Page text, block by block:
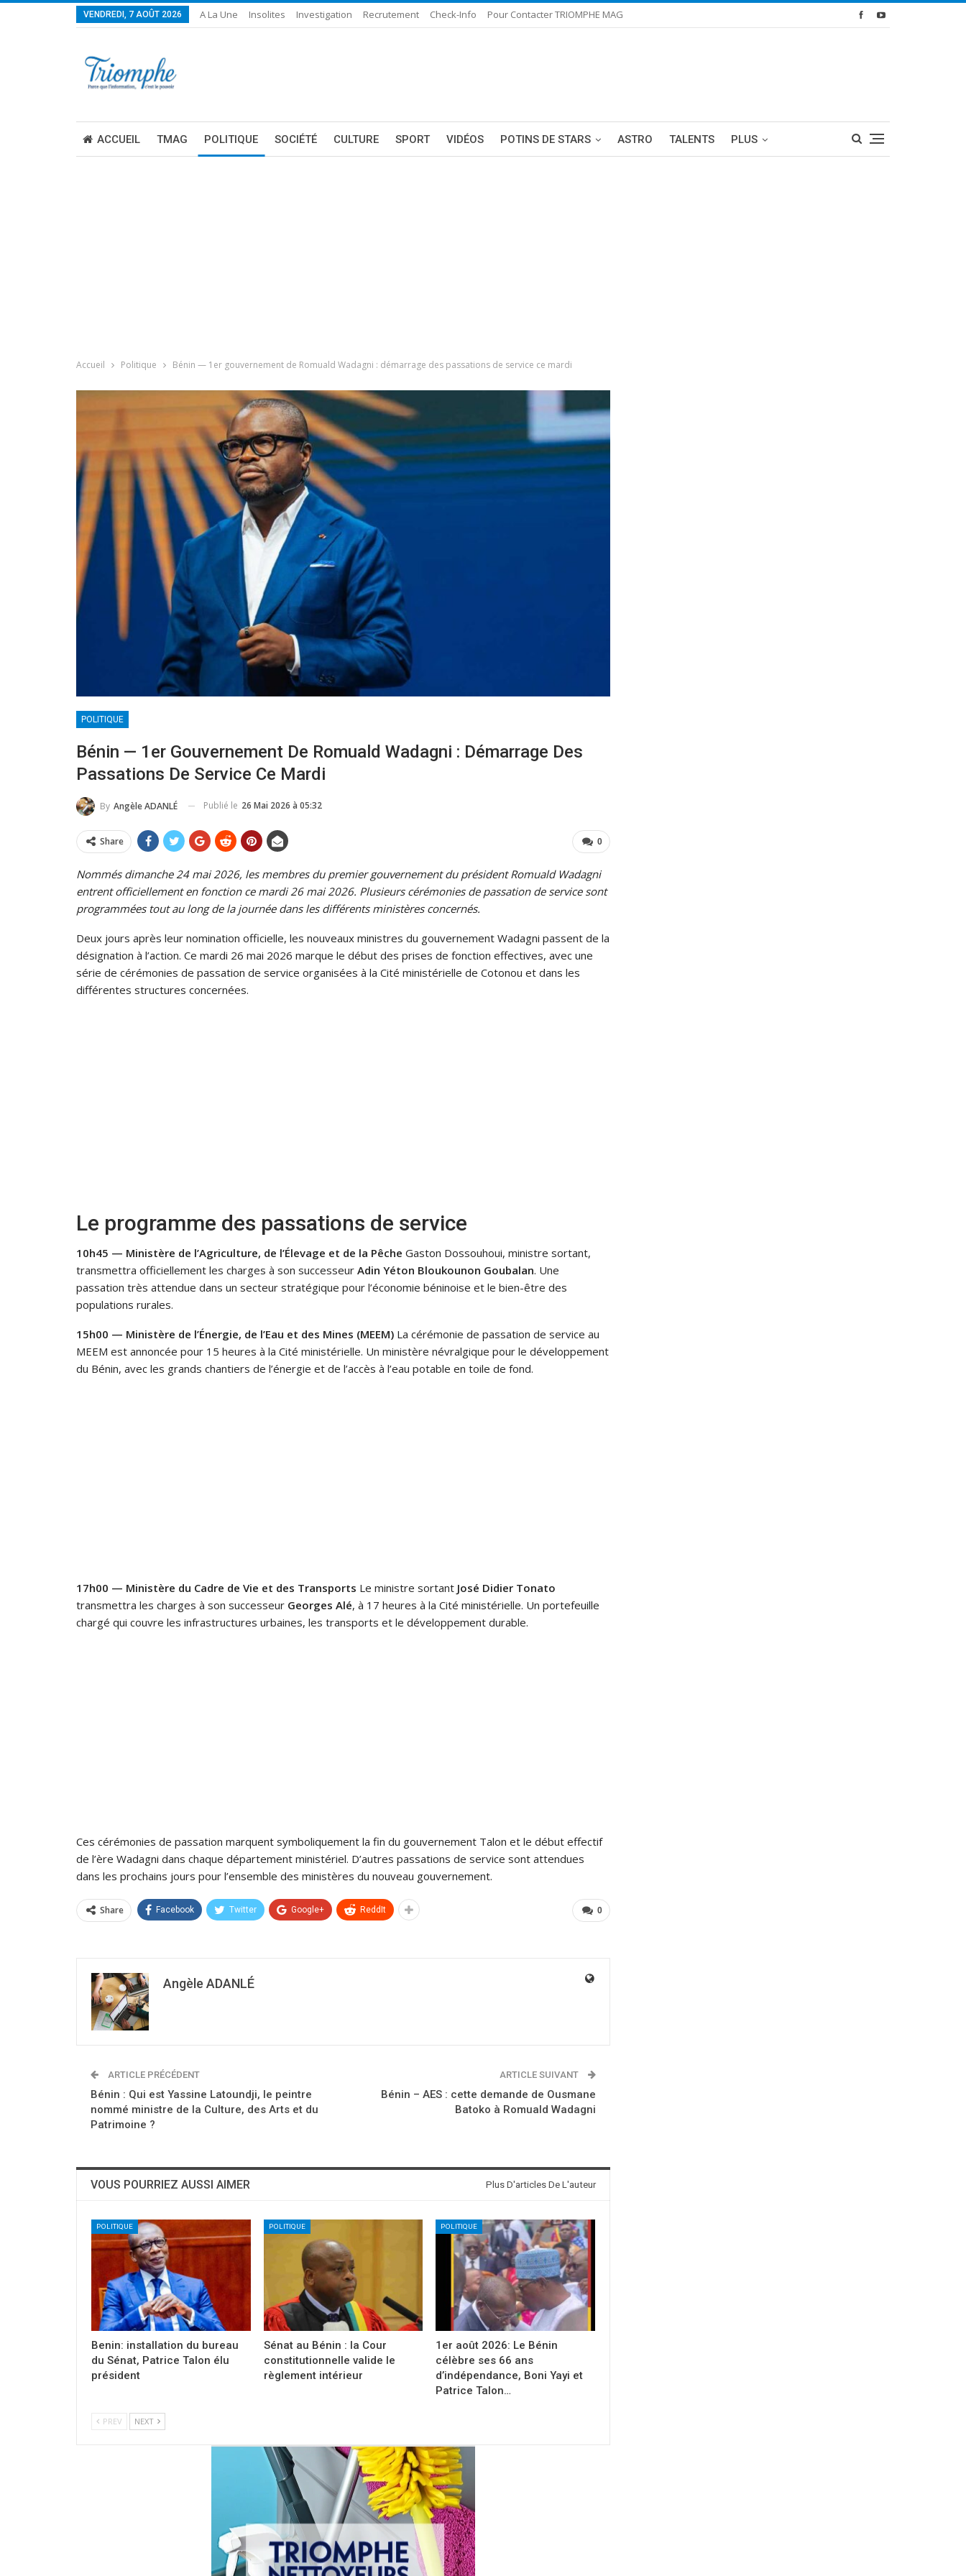
VENDREDI, 7 AOÛT 2026 A La Une Insolites Investigation Recrutement Check-Info Pour Contacter TRIOMPHE MAG
ACCUEIL TMAG POLITIQUE SOCIÉTÉ CULTURE SPORT VIDÉOS POTINS DE STARS ASTRO TALENTS PLUS
Accueil Politique Bénin — 1er gouvernement de Romuald Wadagni : démarrage des passations de service ce mardi
POLITIQUE
Bénin — 1er Gouvernement De Romuald Wadagni : Démarrage Des
Passations De Service Ce Mardi
By Angèle ADANLÉ Publié le 26 Mai 2026 à 05:32
0
Share
Nommés dimanche 24 mai 2026, les membres du premier gouvernement du président Romuald Wadagni
entrent officiellement en fonction ce mardi 26 mai 2026. Plusieurs cérémonies de passation de service sont
programmées tout au long de la journée dans les différents ministères concernés.
Deux jours après leur nomination officielle, les nouveaux ministres du gouvernement Wadagni passent de la
désignation à l’action. Ce mardi 26 mai 2026 marque le début des prises de fonction effectives, avec une
série de cérémonies de passation de service organisées à la Cité ministérielle de Cotonou et dans les
différentes structures concernées.
Le programme des passations de service
10h45 — Ministère de l’Agriculture, de l’Élevage et de la Pêche Gaston Dossouhoui, ministre sortant,
transmettra officiellement les charges à son successeur Adin Yéton Bloukounon Goubalan. Une
passation très attendue dans un secteur stratégique pour l’économie béninoise et le bien-être des
populations rurales.
15h00 — Ministère de l’Énergie, de l’Eau et des Mines (MEEM) La cérémonie de passation de service au
MEEM est annoncée pour 15 heures à la Cité ministérielle. Un ministère névralgique pour le développement
du Bénin, avec les grands chantiers de l’énergie et de l’accès à l’eau potable en toile de fond.
17h00 — Ministère du Cadre de Vie et des Transports Le ministre sortant José Didier Tonato
transmettra les charges à son successeur Georges Alé, à 17 heures à la Cité ministérielle. Un portefeuille
chargé qui couvre les infrastructures urbaines, les transports et le développement durable.
Ces cérémonies de passation marquent symboliquement la fin du gouvernement Talon et le début effectif
de l’ère Wadagni dans chaque département ministériel. D’autres passations de service sont attendues
dans les prochains jours pour l’ensemble des ministères du nouveau gouvernement.
0
Share Facebook Twitter Google+ ReddIt
Angèle ADANLÉ
ARTICLE PRÉCÉDENT
Bénin : Qui est Yassine Latoundji, le peintre
nommé ministre de la Culture, des Arts et du
Patrimoine ?
ARTICLE SUIVANT
Bénin – AES : cette demande de Ousmane
Batoko à Romuald Wadagni
VOUS POURRIEZ AUSSI AIMER Plus D'articles De L'auteur
POLITIQUE
Benin: installation du bureau
du Sénat, Patrice Talon élu
président
POLITIQUE
Sénat au Bénin : la Cour
constitutionnelle valide le
règlement intérieur
POLITIQUE
1er août 2026: Le Bénin
célèbre ses 66 ans
d’indépendance, Boni Yayi et
Patrice Talon…
PREV NEXT